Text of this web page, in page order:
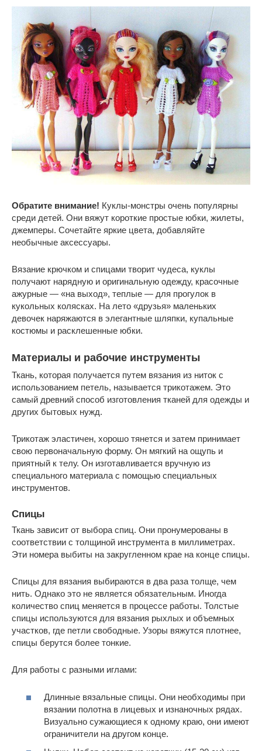
Обратите внимание! Куклы-монстры очень популярны
среди детей. Они вяжут короткие простые юбки, жилеты,
джемперы. Сочетайте яркие цвета, добавляйте
необычные аксессуары.
Вязание крючком и спицами творит чудеса, куклы
получают нарядную и оригинальную одежду, красочные
ажурные — «на выход», теплые — для прогулок в
кукольных колясках. На лето «друзья» маленьких
девочек наряжаются в элегантные шляпки, купальные
костюмы и расклешенные юбки.
Материалы и рабочие инструменты
Ткань, которая получается путем вязания из ниток с
использованием петель, называется трикотажем. Это
самый древний способ изготовления тканей для одежды и
других бытовых нужд.
Трикотаж эластичен, хорошо тянется и затем принимает
свою первоначальную форму. Он мягкий на ощупь и
приятный к телу. Он изготавливается вручную из
специального материала с помощью специальных
инструментов.
Спицы
Ткань зависит от выбора спиц. Они пронумерованы в
соответствии с толщиной инструмента в миллиметрах.
Эти номера выбиты на закругленном крае на конце спицы.
Спицы для вязания выбираются в два раза толще, чем
нить. Однако это не является обязательным. Иногда
количество спиц меняется в процессе работы. Толстые
спицы используются для вязания рыхлых и объемных
участков, где петли свободные. Узоры вяжутся плотнее,
спицы берутся более тонкие.
Для работы с разными иглами:
Длинные вязальные спицы. Они необходимы при
вязании полотна в лицевых и изнаночных рядах.
Визуально сужающиеся к одному краю, они имеют
ограничители на другом конце.